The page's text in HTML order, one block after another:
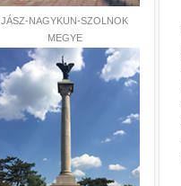
JÁSZ-NAGYKUN-SZOLNOK
MEGYE